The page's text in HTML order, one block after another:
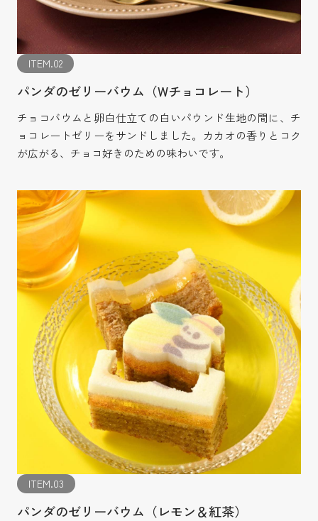
ITEM.02
パンダのゼリーバウム（Wチョコレート）
チョコバウムと卵白仕立ての白いパウンド生地の間に、チ
ョコレートゼリーをサンドしました。カカオの香りとコク
が広がる、チョコ好きのための味わいです。
ITEM.03
パンダのゼリーバウム（レモン＆紅茶）